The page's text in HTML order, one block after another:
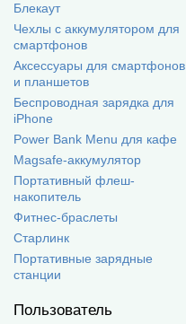
Блекаут
Чехлы с аккумулятором для
смартфонов
Аксессуары для смартфонов
и планшетов
Беспроводная зарядка для
iPhone
Power Bank Menu для кафе
Magsafe-аккумулятор
Портативный флеш-
накопитель
Фитнес-браслеты
Старлинк
Портативные зарядные
станции
Пользователь